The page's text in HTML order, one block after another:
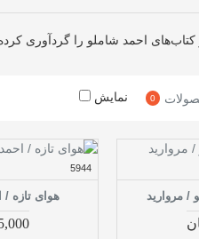
احمد شاملو را گردآوری
0 نمایش
/ مروارید
5944
هوای تازه /
525,000